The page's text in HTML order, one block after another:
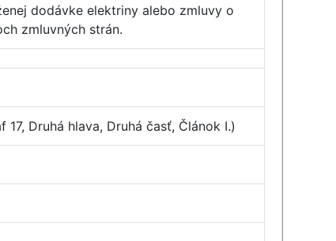
dodávke elektriny alebo zmluvy o
zmluvných strán.
Druhá hlava, Druhá časť, Článok I.)